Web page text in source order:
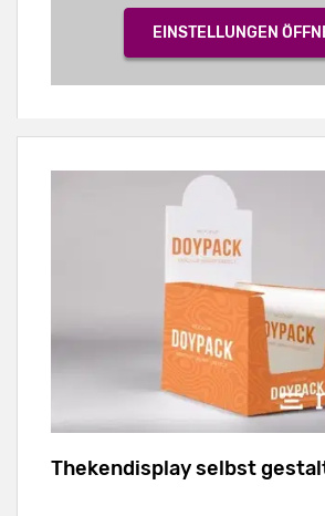
EINSTELLUNGEN
Thekendisplay selbst